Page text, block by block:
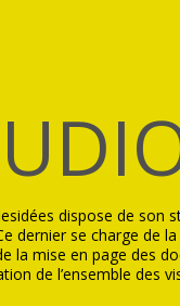
dispose de son
dernier se charge de la
la mise en page des
de l’ensemble des